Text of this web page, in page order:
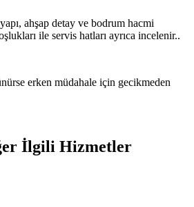
ahşap detay ve bodrum hacmi
ile servis hatları ayrıca incelenir..
erken müdahale için gecikmeden
İlgili Hizmetler